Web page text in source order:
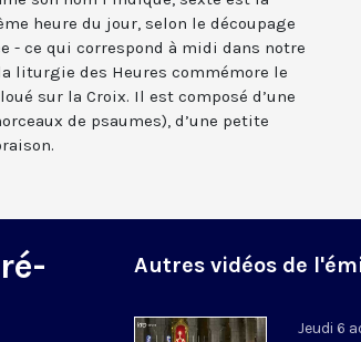
heure du jour, selon le découpage
- ce qui correspond à midi dans notre
liturgie des Heures commémore le
sur la Croix. Il est composé d’une
de psaumes), d’une petite
Autres vidéos de
Jeudi 6